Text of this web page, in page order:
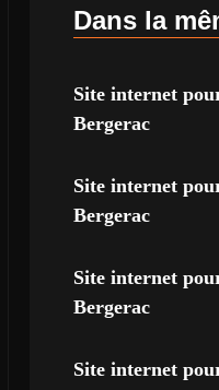
Dans la
Site internet
Bergerac
Site internet
Bergerac
Site internet
Bergerac
Site internet